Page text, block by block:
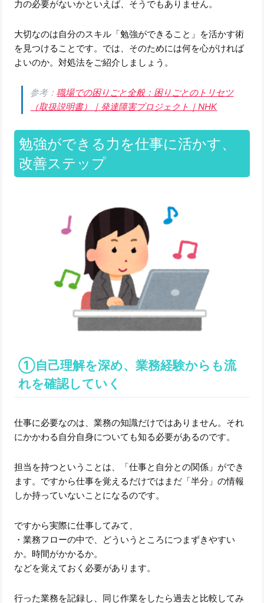
力の必要がないかといえば、そうでもありません。
大切なのは自分のスキル「勉強ができること」を活かす術
を見つけることです。では、そのためには何を心がければ
よいのか。対処法をご紹介しましょう。
参考：職場での困りごと全般：困りごとのトリセツ
（取扱説明書）｜発達障害プロジェクト｜NHK
勉強ができる力を仕事に活かす、
改善ステップ
①自己理解を深め、業務経験からも流
れを確認していく
仕事に必要なのは、業務の知識だけではありません。それ
にかかわる自分自身についても知る必要があるのです。
担当を持つということは、「仕事と自分との関係」ができ
ます。ですから仕事を覚えるだけではまだ「半分」の情報
しか持っていないことになるのです。
ですから実際に仕事してみて、
・業務フローの中で、どういうところにつまずきやすい
か。時間がかかるか。
などを覚えておく必要があります。
行った業務を記録し、同じ作業をしたら過去と比較してみ